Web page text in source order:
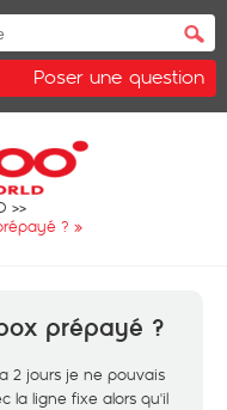
Poser une question
? »
prépayé ?
2 jours je ne pouvais
la ligne fixe alors qu'il